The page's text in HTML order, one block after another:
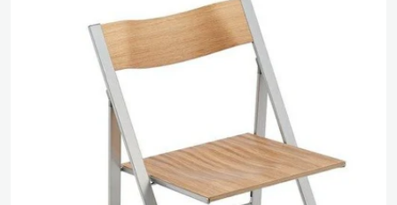
Media 0 openen in pop-up